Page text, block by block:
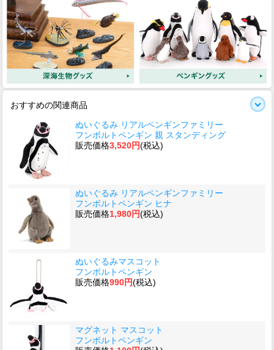
おすすめの関連商品
ぬいぐるみ リアルペンギンファミリー
フンボルトペンギン 親 スタンディング
販売価格3,520円(税込)
ぬいぐるみ リアルペンギンファミリー
フンボルトペンギン ヒナ
販売価格1,980円(税込)
ぬいぐるみマスコット
フンボルトペンギン
販売価格990円(税込)
マグネット マスコット
フンボルトペンギン